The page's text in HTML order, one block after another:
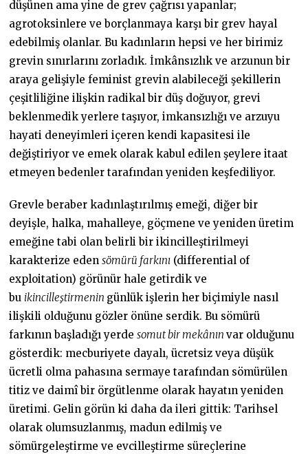
düşünen ama yine de grev çağrısı yapanlar;
agrotoksinlere ve borçlanmaya karşı bir grev hayal
edebilmiş olanlar. Bu kadınların hepsi ve her birimiz
grevin sınırlarını zorladık. İmkânsızlık ve arzunun bir
araya gelişiyle feminist grevin alabileceği şekillerin
çeşitliliğine ilişkin radikal bir düş doğuyor, grevi
beklenmedik yerlere taşıyor, imkansızlığı ve arzuyu
hayati deneyimleri içeren kendi kapasitesi ile
değiştiriyor ve emek olarak kabul edilen şeylere itaat
etmeyen bedenler tarafından yeniden keşfediliyor.
Grevle beraber kadınlaştırılmış emeği, diğer bir
deyişle, halka, mahalleye, göçmene ve yeniden üretim
emeğine tabi olan belirli bir ikincilleştirilmeyi
karakterize edensömürü farkını (differential of
exploitation) görünür hale getirdik ve
bu ikincilleştirmenin günlük işlerin her biçimiyle nasıl
ilişkili olduğunu gözler önüne serdik. Bu sömürü
farkının başladığı yerdesomut bir mekânınvar olduğunu
gösterdik: mecburiyete dayalı, ücretsiz veya düşük
ücretli olma pahasına sermaye tarafından sömürülen
titiz ve daimî bir örgütlenme olarak hayatın yeniden
üretimi. Gelin görün ki daha da ileri gittik: Tarihsel
olarak olumsuzlanmış, madun edilmiş ve
sömürgeleştirme ve evcilleştirme süreçlerine